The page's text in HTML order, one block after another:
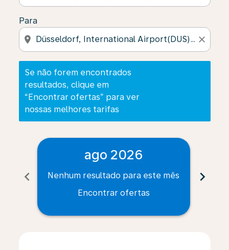
Para
location_on close
Se não forem encontrados
resultados, clique em
“Encontrar ofertas” para ver
nossas melhores tarifas
chevron_left
ago 2026
Nenhum resultado para este mês
Encontrar ofertas
chevron_right